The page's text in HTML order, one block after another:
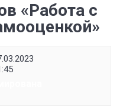
«Работа с